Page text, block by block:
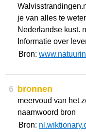
je van alles te
Nederlandse kust.
Informatie over
Bron:
6 bronnen
meervoud van het
naamwoord bron
Bron: